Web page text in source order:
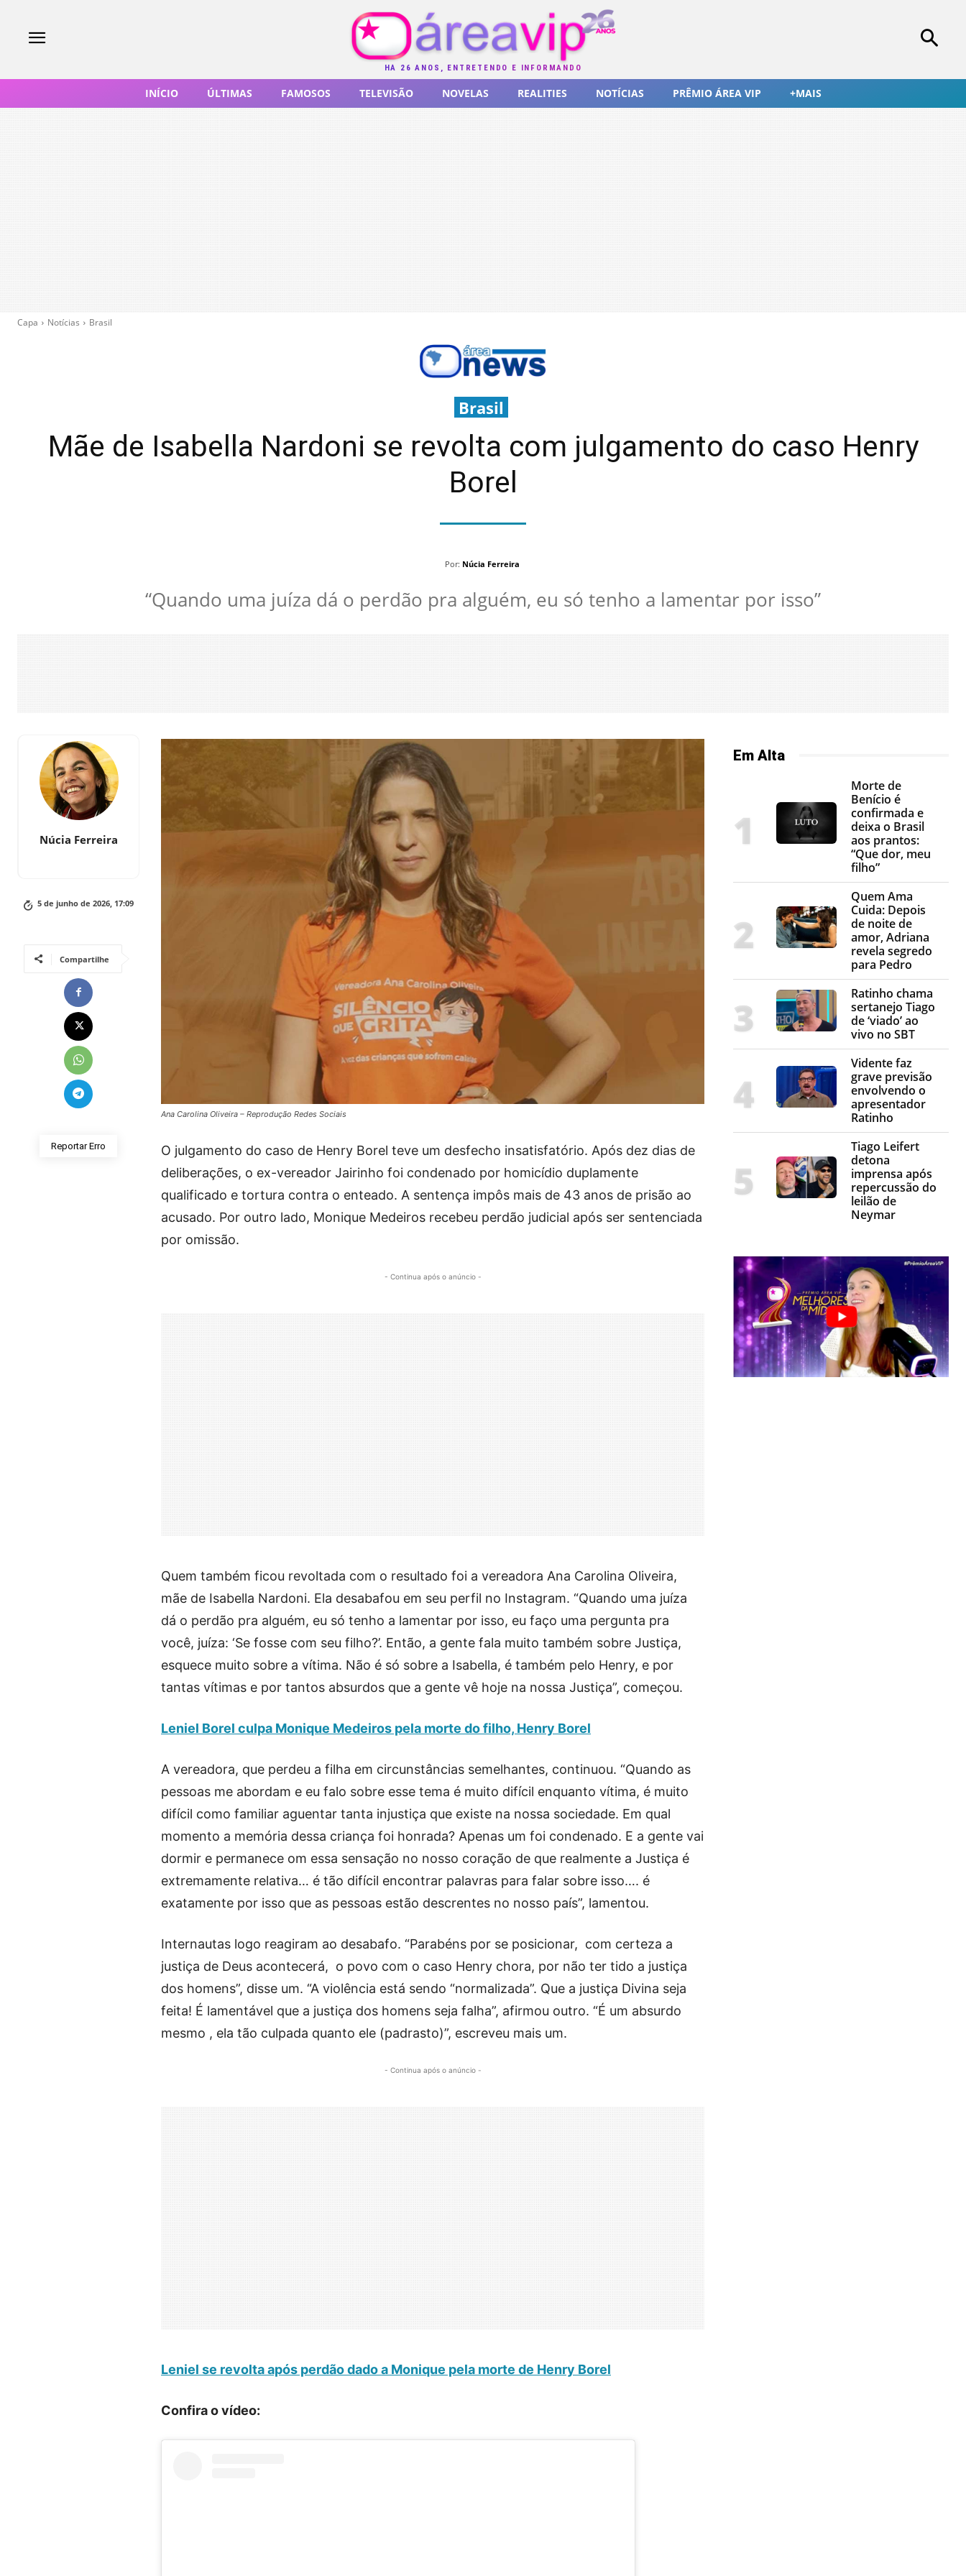
HÁ 26 ANOS, ENTRETENDO E INFORMANDO
INÍCIO ÚLTIMAS FAMOSOS TELEVISÃO NOVELAS REALITIES NOTÍCIAS PRÊMIO ÁREA VIP +MAIS
Capa Notícias Brasil
Brasil
Mãe de Isabella Nardoni se revolta com julgamento do caso Henry
Borel
Por: Núcia Ferreira
“Quando uma juíza dá o perdão pra alguém, eu só tenho a lamentar por isso”
Núcia Ferreira
5 de junho de 2026, 17:09
Compartilhe
Reportar Erro
Ana Carolina Oliveira – Reprodução Redes Sociais
O julgamento do caso de Henry Borel teve um desfecho insatisfatório. Após dez dias de
deliberações, o ex-vereador Jairinho foi condenado por homicídio duplamente
qualificado e tortura contra o enteado. A sentença impôs mais de 43 anos de prisão ao
acusado. Por outro lado, Monique Medeiros recebeu perdão judicial após ser sentenciada
por omissão.
- Continua após o anúncio -
Quem também ficou revoltada com o resultado foi a vereadora Ana Carolina Oliveira,
mãe de Isabella Nardoni. Ela desabafou em seu perfil no Instagram. “Quando uma juíza
dá o perdão pra alguém, eu só tenho a lamentar por isso, eu faço uma pergunta pra
você, juíza: ‘Se fosse com seu filho?’. Então, a gente fala muito também sobre Justiça,
esquece muito sobre a vítima. Não é só sobre a Isabella, é também pelo Henry, e por
tantas vítimas e por tantos absurdos que a gente vê hoje na nossa Justiça”, começou.
Leniel Borel culpa Monique Medeiros pela morte do filho, Henry Borel
A vereadora, que perdeu a filha em circunstâncias semelhantes, continuou. “Quando as
pessoas me abordam e eu falo sobre esse tema é muito difícil enquanto vítima, é muito
difícil como familiar aguentar tanta injustiça que existe na nossa sociedade. Em qual
momento a memória dessa criança foi honrada? Apenas um foi condenado. E a gente vai
dormir e permanece om essa sensação no nosso coração de que realmente a Justiça é
extremamente relativa… é tão difícil encontrar palavras para falar sobre isso…. é
exatamente por isso que as pessoas estão descrentes no nosso país”, lamentou.
Internautas logo reagiram ao desabafo. “Parabéns por se posicionar, com certeza a
justiça de Deus acontecerá, o povo com o caso Henry chora, por não ter tido a justiça
dos homens”, disse um. “A violência está sendo “normalizada”. Que a justiça Divina seja
feita! É lamentável que a justiça dos homens seja falha”, afirmou outro. “É um absurdo
mesmo , ela tão culpada quanto ele (padrasto)”, escreveu mais um.
- Continua após o anúncio -
Leniel se revolta após perdão dado a Monique pela morte de Henry Borel
Confira o vídeo:
Em Alta
Morte de
Benício é
confirmada e
deixa o Brasil
aos prantos:
“Que dor, meu
filho”
Quem Ama
Cuida: Depois
de noite de
amor, Adriana
revela segredo
para Pedro
Ratinho chama
sertanejo Tiago
de ‘viado’ ao
vivo no SBT
Vidente faz
grave previsão
envolvendo o
apresentador
Ratinho
Tiago Leifert
detona
imprensa após
repercussão do
leilão de
Neymar